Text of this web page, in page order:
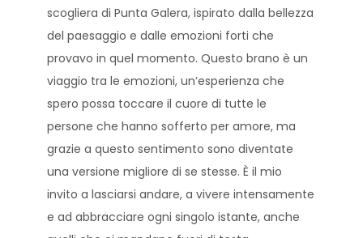
scogliera di Punta Galera, ispirato dalla bellezza
del paesaggio e dalle emozioni forti che
provavo in quel momento. Questo brano è un
viaggio tra le emozioni, un’esperienza che
spero possa toccare il cuore di tutte le
persone che hanno sofferto per amore, ma
grazie a questo sentimento sono diventate
una versione migliore di se stesse. È il mio
invito a lasciarsi andare, a vivere intensamente
e ad abbracciare ogni singolo istante, anche